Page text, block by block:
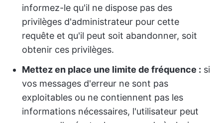
informez-le qu'il ne dispose pas des
privilèges d'administrateur pour cette
requête et qu'il peut soit abandonner, soit
obtenir ces privilèges.
Mettez en place une limite de fréquence : si
vos messages d'erreur ne sont pas
exploitables ou ne contiennent pas les
informations nécessaires, l'utilisateur peut